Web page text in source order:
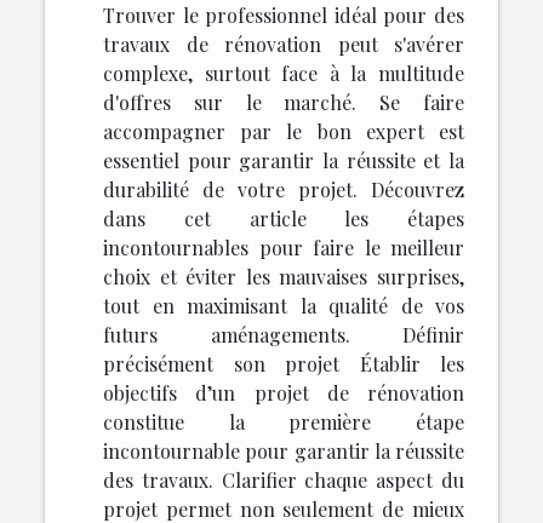
Trouver le professionnel idéal pour des
travaux de rénovation peut s'avérer
complexe, surtout face à la multitude
d'offres sur le marché. Se faire
accompagner par le bon expert est
essentiel pour garantir la réussite et la
durabilité de votre projet. Découvrez
dans cet article les étapes
incontournables pour faire le meilleur
choix et éviter les mauvaises surprises,
tout en maximisant la qualité de vos
futurs aménagements. Définir
précisément son projet Établir les
objectifs d’un projet de rénovation
constitue la première étape
incontournable pour garantir la réussite
des travaux. Clarifier chaque aspect du
projet permet non seulement de mieux